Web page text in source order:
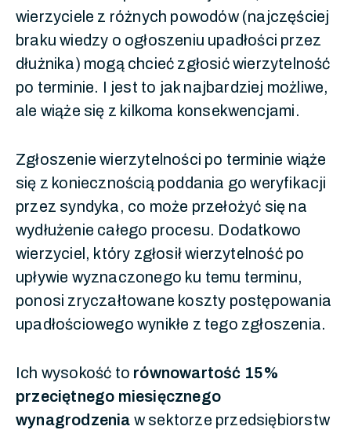
wierzyciele z różnych powodów (najczęściej
braku wiedzy o ogłoszeniu upadłości przez
dłużnika) mogą chcieć zgłosić wierzytelność
po terminie. I jest to jak najbardziej możliwe,
ale wiąże się z kilkoma konsekwencjami.
Zgłoszenie wierzytelności po terminie wiąże
się z koniecznością poddania go weryfikacji
przez syndyka, co może przełożyć się na
wydłużenie całego procesu. Dodatkowo
wierzyciel, który zgłosił wierzytelność po
upływie wyznaczonego ku temu terminu,
ponosi zryczałtowane koszty postępowania
upadłościowego wynikłe z tego zgłoszenia.
Ich wysokość to równowartość 15%
przeciętnego miesięcznego
wynagrodzenia w sektorze przedsiębiorstw